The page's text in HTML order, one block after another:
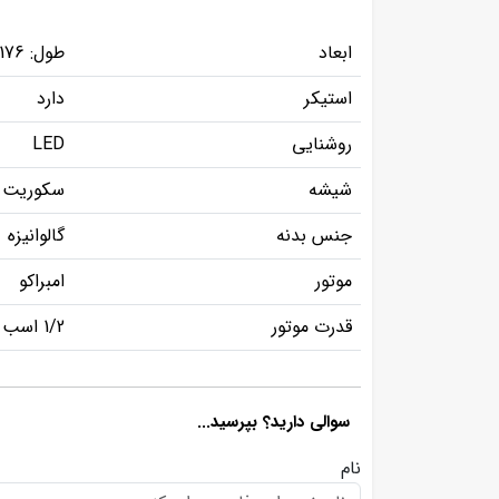
ابعاد
طول: 176، عرض: 63، ارتفاع: 136 سانتی متر
استیکر
دارد
روشنایی
LED
شیشه
جنس بدنه
گالوانیزه
موتور
امبراکو
قدرت موتور
1/2 اسب بخار
سوالی دارید؟ بپرسید...
نام